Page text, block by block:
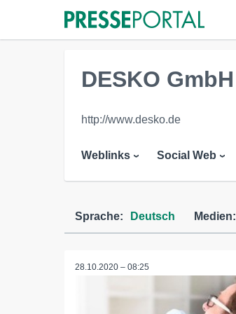
DESKO GmbH
http://www.desko.de
Weblinks Social Web
Sprache: Deutsch Medien:
28.10.2020 – 08:25